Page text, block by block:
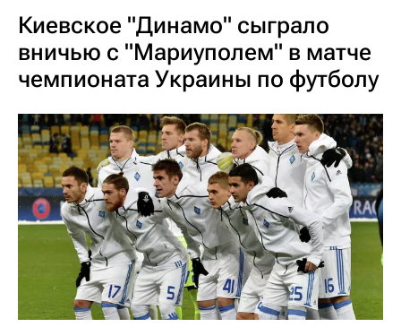
Киевское "Динамо" сыграло
вничью с "Мариуполем" в матче
чемпионата Украины по футболу